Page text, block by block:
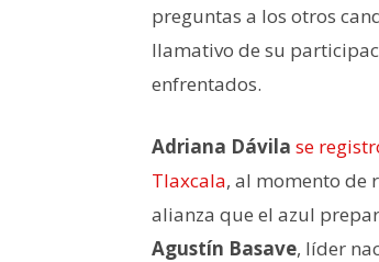
preguntas a los otros
llamativo de su
enfrentados.
Adriana Dávila se
Tlaxcala, al momento de
alianza que el azul
Agustín Basave, líder